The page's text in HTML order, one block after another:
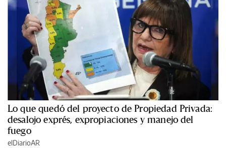
Lo que quedó del proyecto de Propiedad Privada:
desalojo exprés, expropiaciones y manejo del
fuego
elDiarioAR